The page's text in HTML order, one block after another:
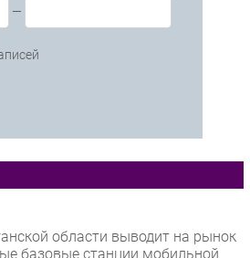
—
области выводит на рынок
базовые станции мобильной